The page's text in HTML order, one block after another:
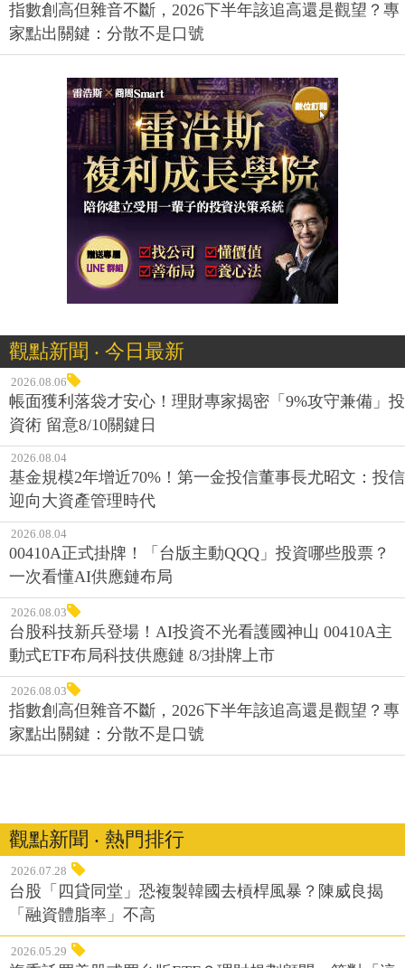
指數創高但雜音不斷，2026下半年該追高還是觀望？專
家點出關鍵：分散不是口號
觀點新聞 ‧ 今日最新
2026.08.06
帳面獲利落袋才安心！理財專家揭密「9%攻守兼備」投
資術 留意8/10關鍵日
2026.08.04
基金規模2年增近70%！第一金投信董事長尤昭文：投信
迎向大資產管理時代
2026.08.04
00410A正式掛牌！「台版主動QQQ」投資哪些股票？
一次看懂AI供應鏈布局
2026.08.03
台股科技新兵登場！AI投資不光看護國神山 00410A主
動式ETF布局科技供應鏈 8/3掛牌上市
2026.08.03
指數創高但雜音不斷，2026下半年該追高還是觀望？專
家點出關鍵：分散不是口號
觀點新聞 ‧ 熱門排行
2026.07.28
台股「四貸同堂」恐複製韓國去槓桿風暴？陳威良揭
「融資體脂率」不高
2026.05.29